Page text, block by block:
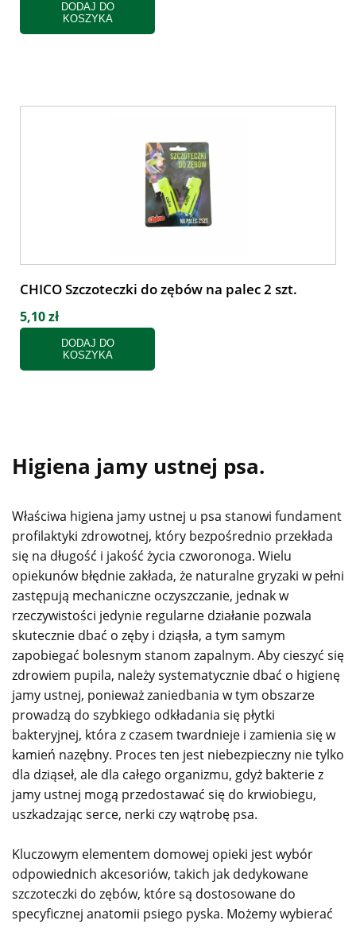
DODAJ DO
KOSZYKA
CHICO Szczoteczki do zębów na palec 2 szt.
5,10 zł
DODAJ DO
KOSZYKA
Higiena jamy ustnej psa.
Właściwa higiena jamy ustnej u psa stanowi fundament
profilaktyki zdrowotnej, który bezpośrednio przekłada
się na długość i jakość życia czworonoga. Wielu
opiekunów błędnie zakłada, że naturalne gryzaki w pełni
zastępują mechaniczne oczyszczanie, jednak w
rzeczywistości jedynie regularne działanie pozwala
skutecznie dbać o zęby i dziąsła, a tym samym
zapobiegać bolesnym stanom zapalnym. Aby cieszyć się
zdrowiem pupila, należy systematycznie dbać o higienę
jamy ustnej, ponieważ zaniedbania w tym obszarze
prowadzą do szybkiego odkładania się płytki
bakteryjnej, która z czasem twardnieje i zamienia się w
kamień nazębny. Proces ten jest niebezpieczny nie tylko
dla dziąseł, ale dla całego organizmu, gdyż bakterie z
jamy ustnej mogą przedostawać się do krwiobiegu,
uszkadzając serce, nerki czy wątrobę psa.
Kluczowym elementem domowej opieki jest wybór
odpowiednich akcesoriów, takich jak dedykowane
szczoteczki do zębów, które są dostosowane do
specyficznej anatomii psiego pyska. Możemy wybierać